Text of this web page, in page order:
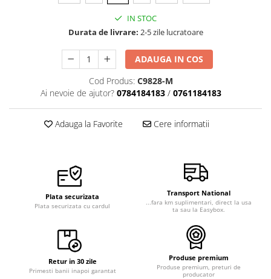
Sorturi restaurante
Tricouri de lucru
Saboti medicali
ACCESORII
Noutati
IN STOC
Durata de livrare: 2-5 zile lucratoare
ADAUGA IN COS
Cod Produs: C9828-M
Ai nevoie de ajutor? 0784184183 / 0761184183
Adauga la Favorite Cere informatii
Plata securizata
Plata securizata cu cardul
Transport National
...fara km suplimentari, direct la usa
ta sau la Easybox.
Retur in 30 zile
Primesti banii inapoi garantat
Produse premium
Produse premium, preturi de
producator